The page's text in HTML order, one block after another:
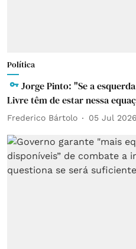
Política
Jorge Pinto: "Se a
Livre têm de estar nessa
Frederico Bártolo 05 Jul 2026